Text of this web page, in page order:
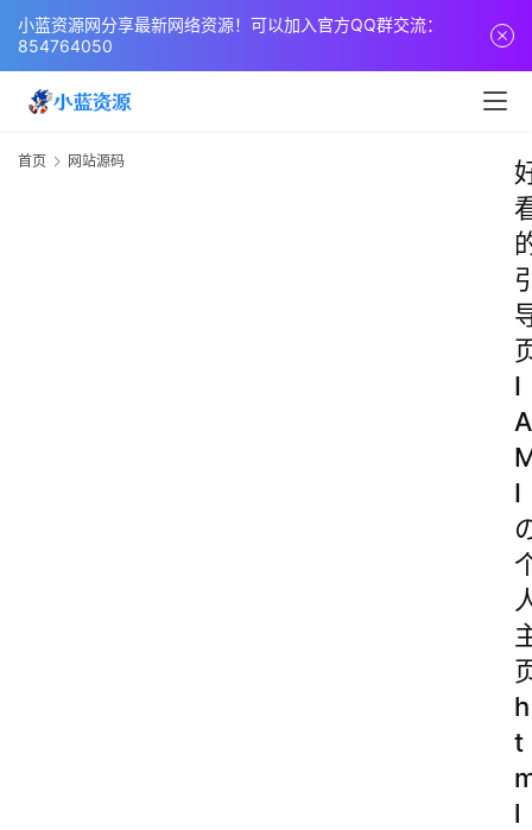
小蓝资源网分享最新网络资源！可以加入官方QQ群交流：
854764050
首页 网站源码
I
A
I
h
t
l